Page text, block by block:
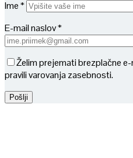
Ime *
E-mail naslov *
Želim prejemati brezplačne
pravili varovanja zasebnosti.